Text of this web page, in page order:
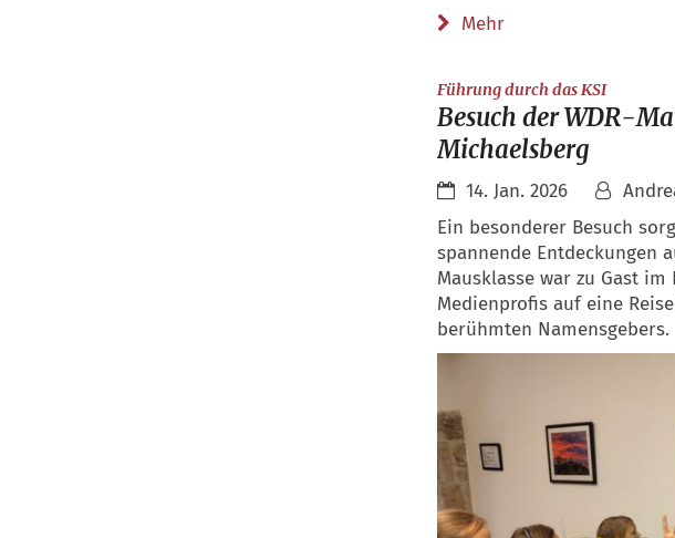
Mehr
Führung durch das KSI:
Besuch der WDR-
Michaelsberg
14. Jan. 2026
Ein besonderer Besuch
spannende Entdeckungen
Mausklasse war zu Gast
Medienprofis auf eine
berühmten Namensgebers.